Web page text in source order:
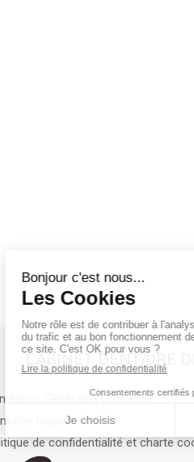
CABINET DENTAIRE
Générales Utilisation
légales
de confidentialité et charte